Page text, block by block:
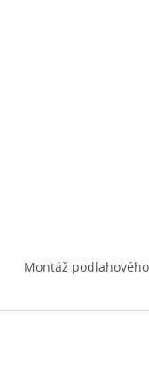
Montáž